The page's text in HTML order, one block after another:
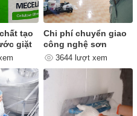
tạo
giặt
Chi phí chuyển giao
công nghệ sơn
3644 lượt xem